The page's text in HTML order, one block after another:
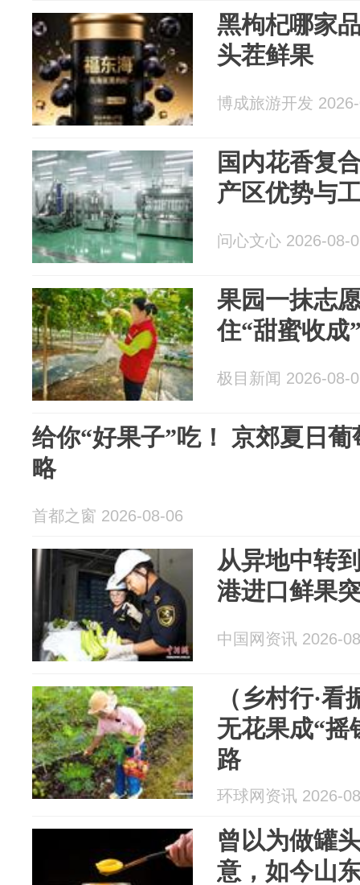
黑枸杞哪家
头茬鲜果
博成旅游开发
国内花香复
产区优势与
问心文心 2026-08-
果园一抹志
住“甜蜜收成
极目新闻 2026-08-
给你“好果子”吃！ 京郊夏日
略
首都之窗 2026-08-06
从异地中转
港进口鲜果
中国网资讯 2026-
（乡村行·
无花果成“摇
路
环球网资讯 2026-
曾以为做罐
意，如今山